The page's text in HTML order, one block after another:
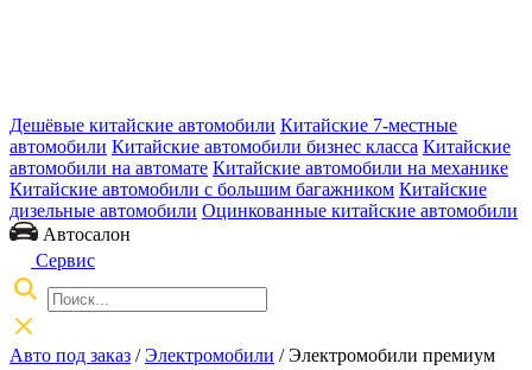
Дешёвые китайские автомобили Китайские 7-местные
автомобили Китайские автомобили бизнес класса Китайские
автомобили на автомате Китайские автомобили на механике
Китайские автомобили с большим багажником Китайские
дизельные автомобили Оцинкованные китайские автомобили
Автосалон
Сервис
Авто под заказ / Электромобили / Электромобили премиум